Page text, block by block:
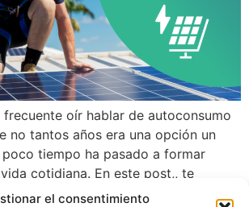
el consentimiento
frecuente oír hablar de autoconsumo
no tantos años era una opción un
tiempo ha pasado a formar
cotidiana. En este post,, te
claves para acertar en tu instalación